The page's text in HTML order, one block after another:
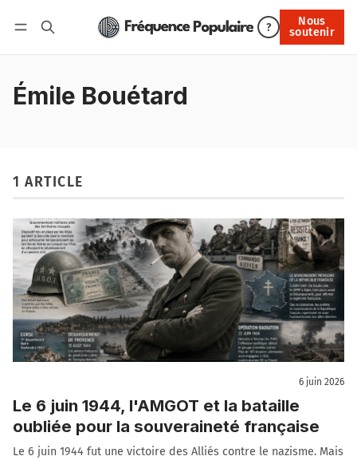
?
Nous
soutenir
Nous soutenir
Émile Bouétard
1 ARTICLE
6 juin 2026
Le 6 juin 1944, l'AMGOT et la bataille
oubliée pour la souveraineté française
Le 6 juin 1944 fut une victoire des Alliés contre le nazisme. Mais